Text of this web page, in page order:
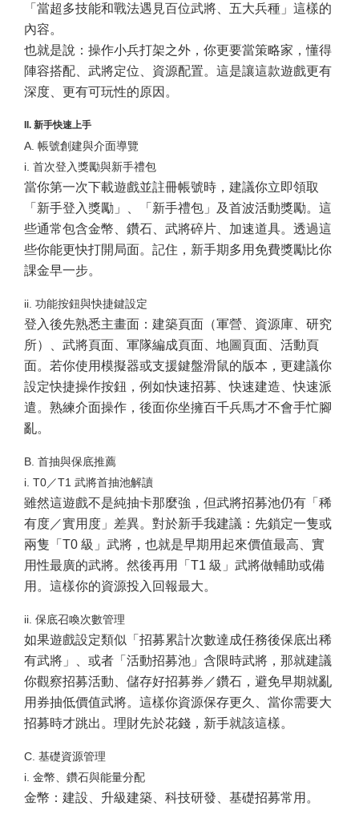
「當超多技能和戰法遇見百位武將、五大兵種」這樣的
內容。
也就是說：操作小兵打架之外，你更要當策略家，懂得
陣容搭配、武將定位、資源配置。這是讓這款遊戲更有
深度、更有可玩性的原因。
II. 新手快速上手
A. 帳號創建與介面導覽
i. 首次登入獎勵與新手禮包
當你第一次下載遊戲並註冊帳號時，建議你立即領取
「新手登入獎勵」、「新手禮包」及首波活動獎勵。這
些通常包含金幣、鑽石、武將碎片、加速道具。透過這
些你能更快打開局面。記住，新手期多用免費獎勵比你
課金早一步。
ii. 功能按鈕與快捷鍵設定
登入後先熟悉主畫面：建築頁面（軍營、資源庫、研究
所）、武將頁面、軍隊編成頁面、地圖頁面、活動頁
面。若你使用模擬器或支援鍵盤滑鼠的版本，更建議你
設定快捷操作按鈕，例如快速招募、快速建造、快速派
遣。熟練介面操作，後面你坐擁百千兵馬才不會手忙腳
亂。
B. 首抽與保底推薦
i. T0／T1 武將首抽池解讀
雖然這遊戲不是純抽卡那麼強，但武將招募池仍有「稀
有度／實用度」差異。對於新手我建議：先鎖定一隻或
兩隻「T0 級」武將，也就是早期用起來價值最高、實
用性最廣的武將。然後再用「T1 級」武將做輔助或備
用。這樣你的資源投入回報最大。
ii. 保底召喚次數管理
如果遊戲設定類似「招募累計次數達成任務後保底出稀
有武將」、或者「活動招募池」含限時武將，那就建議
你觀察招募活動、儲存好招募券／鑽石，避免早期就亂
用券抽低價值武將。這樣你資源保存更久、當你需要大
招募時才跳出。理財先於花錢，新手就該這樣。
C. 基礎資源管理
i. 金幣、鑽石與能量分配
金幣：建設、升級建築、科技研發、基礎招募常用。